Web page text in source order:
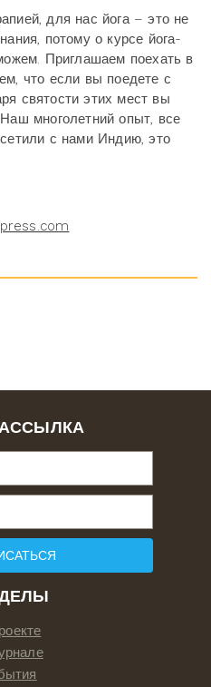
для нас йога – это не
потому о курсе йога-
Приглашаем поехать в
что если вы поедете с
святости этих мест вы
многолетний опыт, все
с нами Индию, это